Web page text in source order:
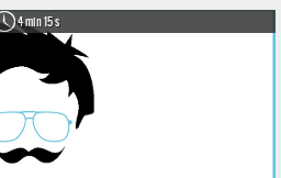
4 min 15 s